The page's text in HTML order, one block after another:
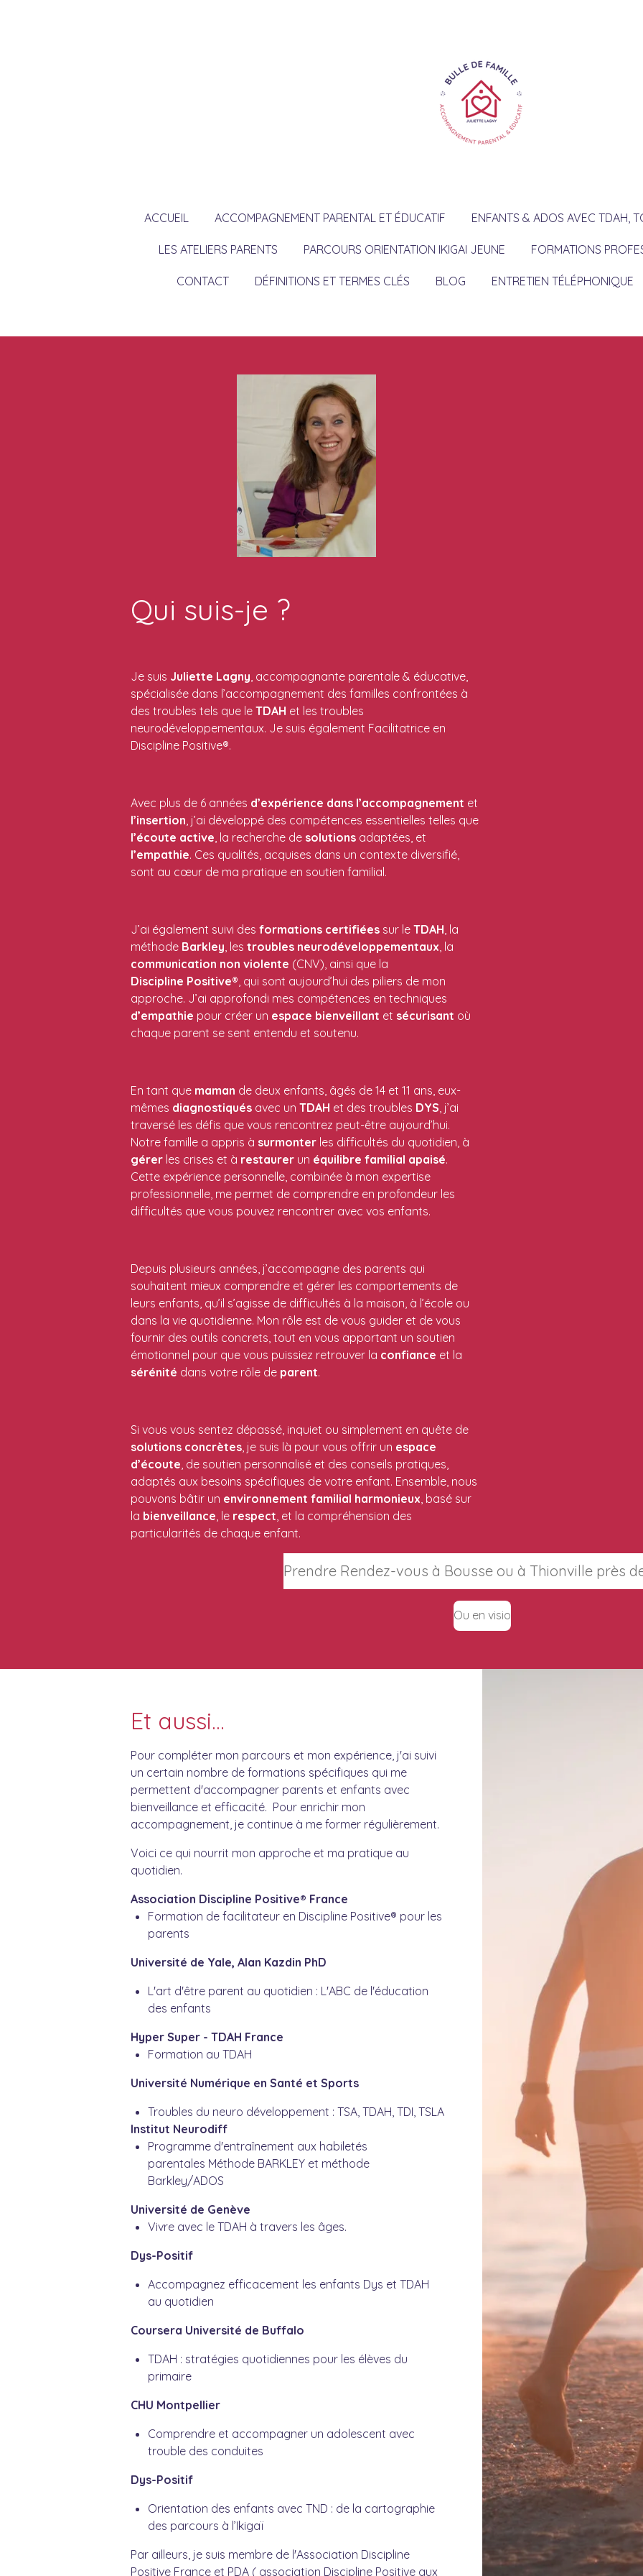
ACCUEIL ACCOMPAGNEMENT PARENTAL ET ÉDUCATIF ENFANTS & ADOS AVEC TDAH,
LES ATELIERS PARENTS PARCOURS ORIENTATION IKIGAI JEUNE FORMATIONS
CONTACT DÉFINITIONS ET TERMES CLÉS BLOG ENTRETIEN TÉLÉPHONIQUE
Qui suis-je ?
Je suis Juliette Lagny , accompagnante parentale & éducative,
spécialisée dans l’accompagnement des familles confrontées à
des troubles tels que le TDAH et les troubles
neurodéveloppementaux. Je suis également Facilitatrice en
Discipline Positive®.
Avec plus de 6 années d’expérience dans l’accompagnement et
l’insertion , j’ai développé des compétences essentielles telles que
l’écoute active , la recherche de solutions adaptées, et
l’empathie. Ces qualités, acquises dans un contexte diversifié,
sont au cœur de ma pratique en soutien familial.
J’ai également suivi des formations certifiées sur le TDAH , la
méthode Barkley , les troubles neurodéveloppementaux , la
communication non violente (CNV), ainsi que la
Discipline Positive®, qui sont aujourd’hui des piliers de mon
approche. J’ai approfondi mes compétences en techniques
d’empathie pour créer un espace bienveillant et sécurisant où
chaque parent se sent entendu et soutenu.
En tant que maman de deux enfants, âgés de 14 et 11 ans, eux-
mêmes diagnostiqués avec un TDAH et des troubles DYS , j’ai
traversé les défis que vous rencontrez peut-être aujourd’hui.
Notre famille a appris à surmonter les difficultés du quotidien, à
gérer les crises et à restaurer un équilibre familial apaisé.
Cette expérience personnelle, combinée à mon expertise
professionnelle, me permet de comprendre en profondeur les
difficultés que vous pouvez rencontrer avec vos enfants.
Depuis plusieurs années, j’accompagne des parents qui
souhaitent mieux comprendre et gérer les comportements de
leurs enfants, qu’il s’agisse de difficultés à la maison, à l’école ou
dans la vie quotidienne. Mon rôle est de vous guider et de vous
fournir des outils concrets, tout en vous apportant un soutien
émotionnel pour que vous puissiez retrouver la confiance et la
sérénité dans votre rôle de parent.
Si vous vous sentez dépassé, inquiet ou simplement en quête de
solutions concrètes , je suis là pour vous offrir un espace
d’écoute , de soutien personnalisé et des conseils pratiques,
adaptés aux besoins spécifiques de votre enfant. Ensemble, nous
pouvons bâtir un environnement familial harmonieux , basé sur
la bienveillance , le respect , et la compréhension des
particularités de chaque enfant.
Prendre Rendez-vous à Bousse ou à Thionville près
Ou en visio
Et aussi...
Pour compléter mon parcours et mon expérience, j'ai suivi
un certain nombre de formations spécifiques qui me
permettent d'accompagner parents et enfants avec
bienveillance et efficacité. Pour enrichir mon
accompagnement, je continue à me former régulièrement.
Voici ce qui nourrit mon approche et ma pratique au
quotidien.
Association Discipline Positive® France
Formation de facilitateur en Discipline Positive® pour les
parents
Université de Yale, Alan Kazdin PhD
L'art d'être parent au quotidien : L'ABC de l'éducation
des enfants
Hyper Super - TDAH France
Formation au TDAH
Université Numérique en Santé et Sports
Troubles du neuro développement : TSA, TDAH, TDI, TSLA
Institut Neurodiff
Programme d'entraînement aux habiletés
parentales Méthode BARKLEY et méthode
Barkley/ADOS
Université de Genève
Vivre avec le TDAH à travers les âges.
Dys-Positif
Accompagnez efficacement les enfants Dys et TDAH
au quotidien
Coursera Université de Buffalo
TDAH : stratégies quotidiennes pour les élèves du
primaire
CHU Montpellier
Comprendre et accompagner un adolescent avec
trouble des conduites
Dys-Positif
Orientation des enfants avec TND : de la cartographie
des parcours à l’Ikigaï
Par ailleurs, je suis membre de l'Association Discipline
Positive France et PDA ( association Discipline Positive aux